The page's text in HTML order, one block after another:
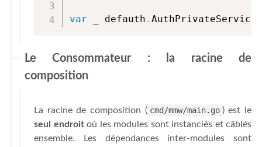
var defauth . AuthPrivateService
Le Consommateur : la racine de
composition
La racine de composition ( cmd/mmw/main.go ) est le
seul endroitoù les modules sont instanciés et câblés
ensemble. Les dépendances inter-modules sont